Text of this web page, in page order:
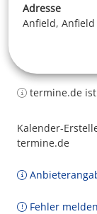
Adresse
Anfield, Anfield
termine.de
Kalender-
termine.de
Fehler melden